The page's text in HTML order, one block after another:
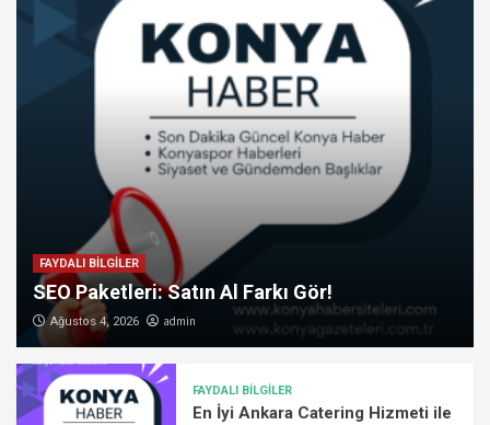
FAYDALI BİLGİLER
SEO Paketleri: Satın Al Farkı Gör!
Ağustos 4, 2026 admin
FAYDALI BİLGİLER
En İyi Ankara Catering Hizmeti ile